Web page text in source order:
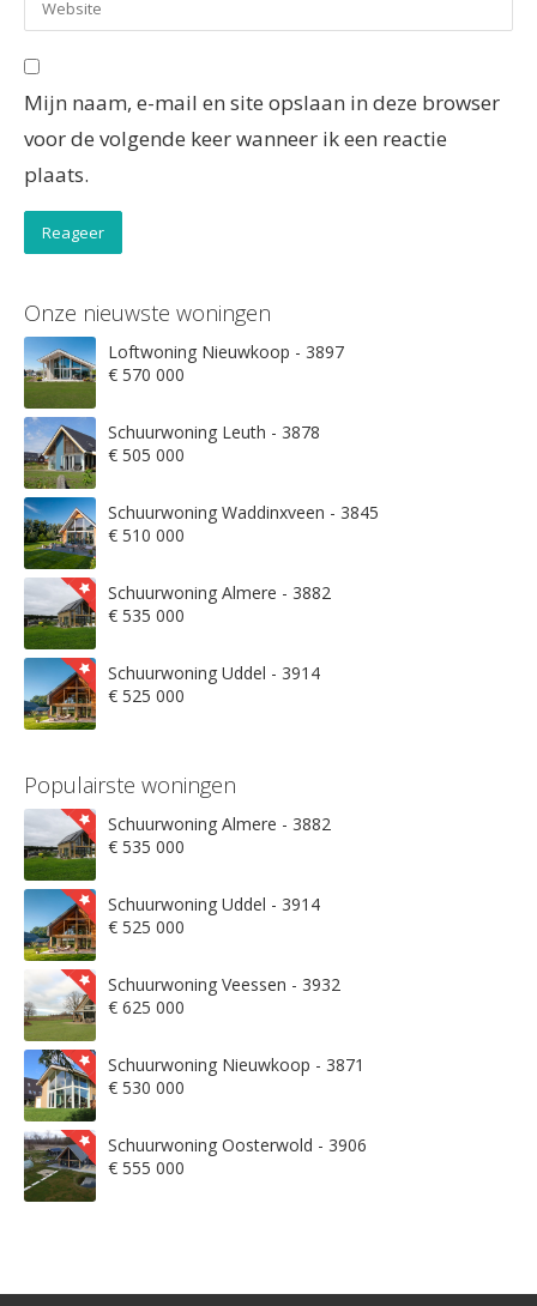
Mijn naam, e-mail en site opslaan in deze browser
voor de volgende keer wanneer ik een reactie
plaats.
Onze nieuwste woningen
Loftwoning Nieuwkoop - 3897
€ 570 000
Schuurwoning Leuth - 3878
€ 505 000
Schuurwoning Waddinxveen - 3845
€ 510 000
Schuurwoning Almere - 3882
€ 535 000
Schuurwoning Uddel - 3914
€ 525 000
Populairste woningen
Schuurwoning Almere - 3882
€ 535 000
Schuurwoning Uddel - 3914
€ 525 000
Schuurwoning Veessen - 3932
€ 625 000
Schuurwoning Nieuwkoop - 3871
€ 530 000
Schuurwoning Oosterwold - 3906
€ 555 000